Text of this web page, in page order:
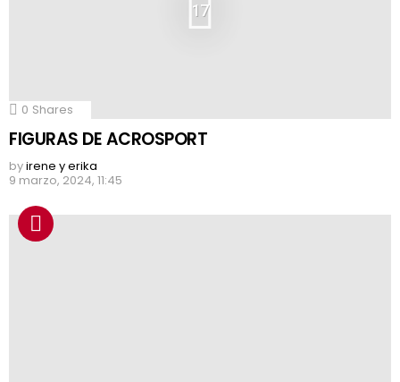
17
0 Shares
FIGURAS DE ACROSPORT
byirene y erika
9 marzo, 2024, 11:45